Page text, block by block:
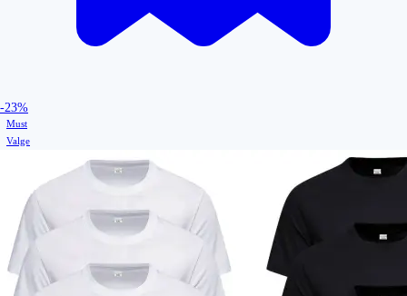
-23%
Must
Valge